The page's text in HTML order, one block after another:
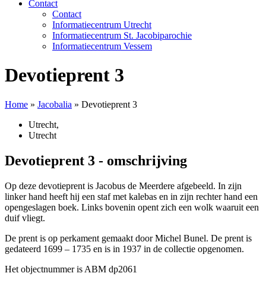
Contact
Contact
Informatiecentrum Utrecht
Informatiecentrum St. Jacobiparochie
Informatiecentrum Vessem
Devotieprent 3
Home » Jacobalia » Devotieprent 3
Utrecht,
Utrecht
Devotieprent 3 - omschrijving
Op deze devotieprent is Jacobus de Meerdere afgebeeld. In zijn
linker hand heeft hij een staf met kalebas en in zijn rechter hand een
opengeslagen boek. Links bovenin opent zich een wolk waaruit een
duif vliegt.
De prent is op perkament gemaakt door Michel Bunel. De prent is
gedateerd 1699 – 1735 en is in 1937 in de collectie opgenomen.
Het objectnummer is ABM dp2061